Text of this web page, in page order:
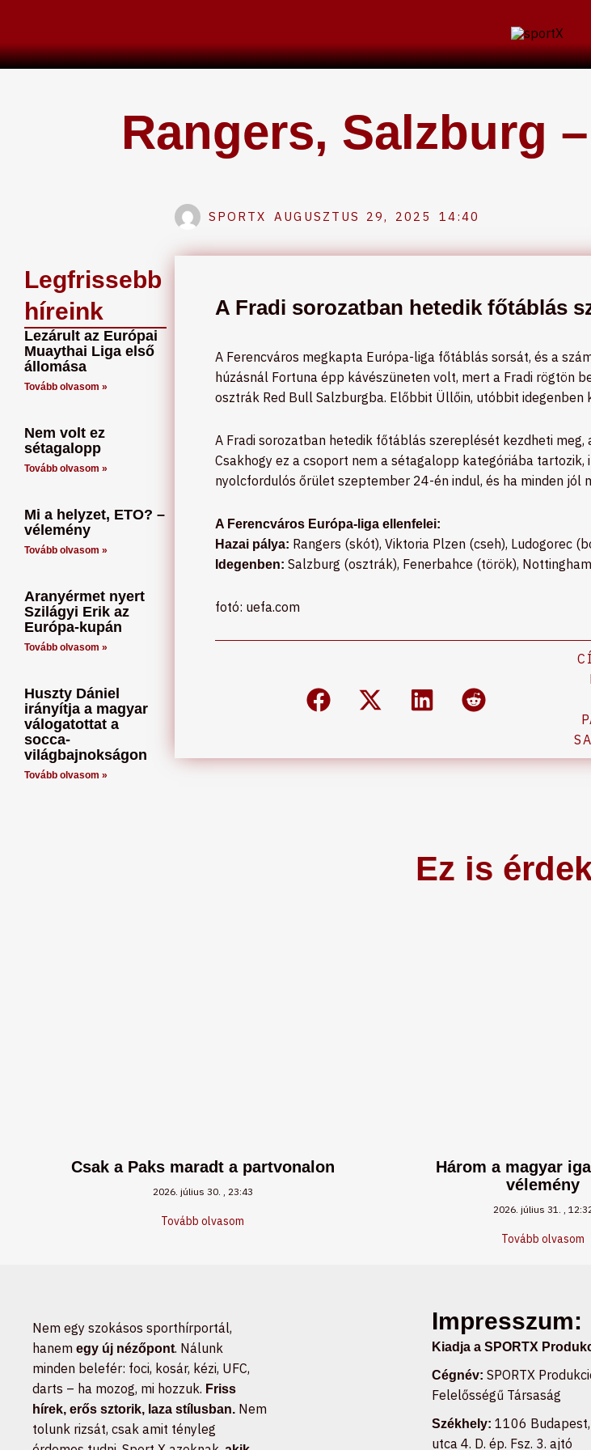
content
Rangers, Salzburg
SPORTX AUGUSZTUS 29, 2025 14:40
Legfrissebb
híreink
Lezárult az Európai
Muaythai Liga első
állomása
Tovább olvasom »
Nem volt ez
sétagalopp
Tovább olvasom »
Mi a helyzet, ETO? –
vélemény
Tovább olvasom »
Aranyérmet nyert
Szilágyi Erik az
Európa-kupán
Tovább olvasom »
Huszty Dániel
irányítja a magyar
válogatottat a
socca-
világbajnokságon
Tovább olvasom »
A Fradi sorozatban hetedik főtáblás
A Ferencváros megkapta Európa-liga főtáblás sorsát, és a
húzásnál Fortuna épp kávészüneten volt, mert a Fradi rögtön
osztrák Red Bull Salzburgba. Előbbit Üllőin, utóbbit idegenben
A Fradi sorozatban hetedik főtáblás szereplését kezdheti meg,
Csakhogy ez a csoport nem a sétagalopp kategóriába tartozik,
nyolcfordulós őrület szeptember 24-én indul, és ha minden jól
A Ferencváros Európa-liga ellenfelei:
Hazai pálya: Rangers (skót), Viktoria Plzen (cseh), Ludogorec
Idegenben: Salzburg (osztrák), Fenerbahce (török),
fotó: uefa.com
Ez is
Csak a Paks maradt a partvonalon
2026. július 30. 23:43
Tovább olvasom
Három a magyar
vélemény
2026. július 31.
Tovább olvasom
Nem egy szokásos sporthírportál,
hanem egy új nézőpont. Nálunk
minden belefér: foci, kosár, kézi, UFC,
darts – ha mozog, mi hozzuk. Friss
hírek, erős sztorik, laza stílusban. Nem
tolunk rizsát, csak amit tényleg
Impresszum:
Kiadja a SPORTX
Cégnév: SPORTX
Felelősségű Társaság
Székhely: 1106
utca 4. D. ép. Fsz. 3. ajtó